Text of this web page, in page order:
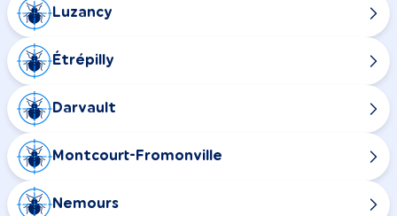
Luzancy
Étrépilly
Darvault
Montcourt-Fromonville
Nemours